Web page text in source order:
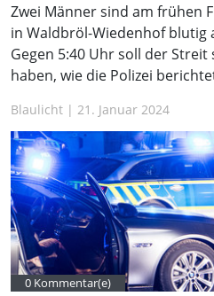
Zwei Männer sind am frühen
in Waldbröl-Wiedenhof blutig
Gegen 5:40 Uhr soll der
haben, wie die Polizei
Blaulicht | 21. Januar 2024
0 Kommentar(e)